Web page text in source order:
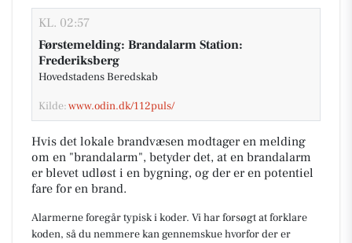
KL. 02:57
Førstemelding: Brandalarm Station:
Frederiksberg
Hovedstadens Beredskab
Kilde:www.odin.dk/112puls/
Hvis det lokale brandvæsen modtager en melding
om en "brandalarm", betyder det, at en brandalarm
er blevet udløst i en bygning, og der er en potentiel
fare for en brand.
Alarmerne foregår typisk i koder. Vi har forsøgt at forklare
koden, så du nemmere kan gennemskue hvorfor der er